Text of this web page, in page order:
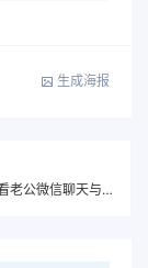
生成海报
如何抓住查看老公微信聊天与抖音私信双重出轨？还原他的“平行世界”